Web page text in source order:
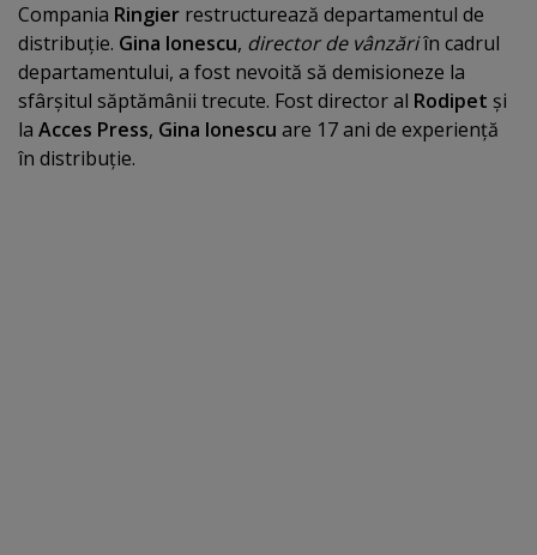
Compania Ringier restructurează departamentul de
distribuţie. Gina Ionescu, director de vânzăriîn cadrul
departamentului, a fost nevoită să demisioneze la
sfârşitul săptămânii trecute. Fost director al Rodipet şi
la Acces Press, Gina Ionescu are 17 ani de experienţă
în distribuţie.